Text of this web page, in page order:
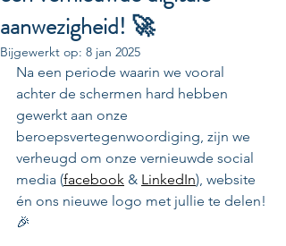
aanwezigheid! 🚀
Bijgewerkt op: 8 jan 2025
Na een periode waarin we vooral
achter de schermen hard hebben
gewerkt aan onze
beroepsvertegenwoordiging, zijn we
verheugd om onze vernieuwde social
media (facebook & LinkedIn), website
én ons nieuwe logo met jullie te delen!
🎉